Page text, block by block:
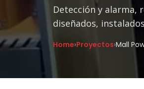
Detección y alarma,
diseñados,
Home›Proyectos›Mall